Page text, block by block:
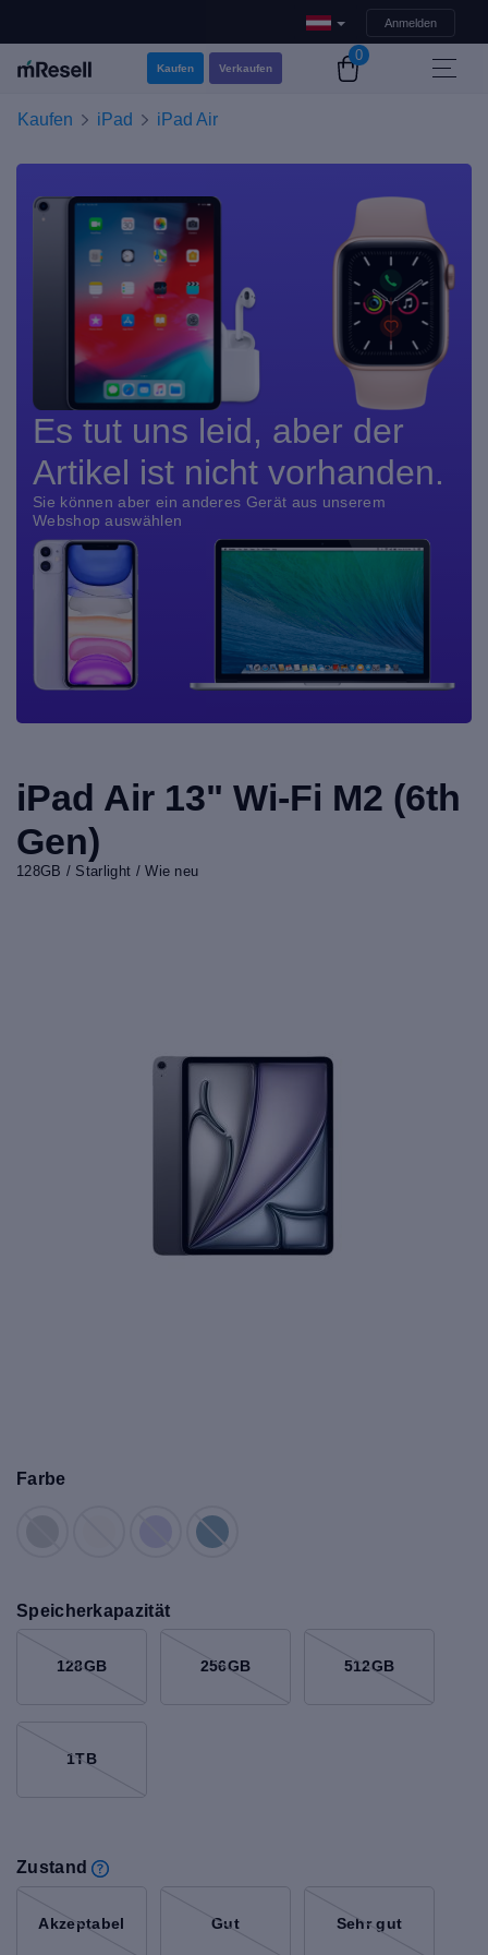
Anmelden
Kaufen Verkaufen
0
Kaufen iPad iPad Air
Es tut uns leid, aber der
Artikel ist nicht vorhanden.
Sie können aber ein anderes Gerät aus unserem
Webshop auswählen
iPad Air 13" Wi-Fi M2 (6th
Gen)
128GB / Starlight / Wie neu
Farbe
Speicherkapazität
128GB 256GB 512GB
1TB
Zustand
Akzeptabel Gut Sehr gut